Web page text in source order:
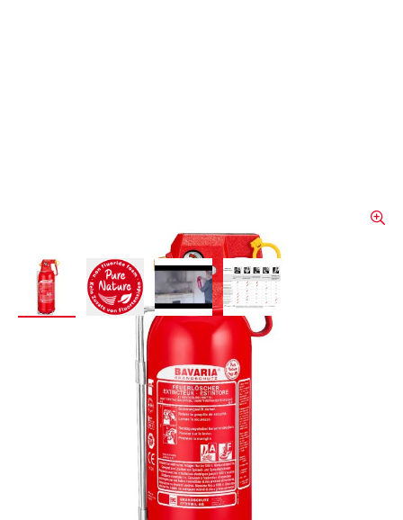
View larger imageView larger imageView larger imageView larger image
BAVARIA - Extincteur pour
feux de graisses RALLY
KITCHEN GUARD (sans